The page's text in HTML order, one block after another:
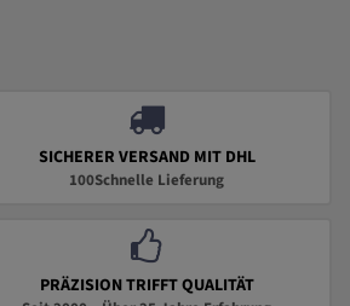
SICHERER VERSAND MIT DHL
100Schnelle Lieferung
PRÄZISION TRIFFT QUALITÄT